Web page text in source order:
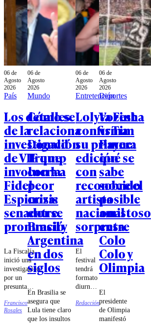
06 de
Agosto
2026
País
Los detalles
de la
investigación
de VIF que
involucra a
Fidel
Espinoza:
senador se
pronunció
La Fiscalía
inició una
investigación
por un
presunta
violencia
intrafamiliar.
Espinoza
Francisco
Rosales
06 de
Agosto
2026
Mundo
Cómo se
relaciona
Donald
Trump
con la
peor
crisis
entre
Brasil y
Argentina
en dos
siglos
En Brasilia se
asegura que
Lula tiene claro
que los insultos
06 de
Agosto
2026
Entretención
Lolyta Fest
confirma
su primera
edición
con
reconocido
artista
nacional
sorpresa
El
festival
tendrá
formato
diurno,
nueve
Redacción
06 de
Agosto
2026
Deportes
Vozinha
vs Tim
Payne:
qué se
sabe
sobre el
posible
amistoso
entre
Colo
Colo y
Olimpia
El
presidente
de Olimpia
manifestó